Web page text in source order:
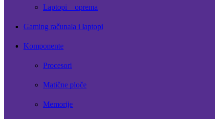
Laptopi – oprema
Gaming računala i laptopi
Komponente
Procesori
Matične ploče
Memorije